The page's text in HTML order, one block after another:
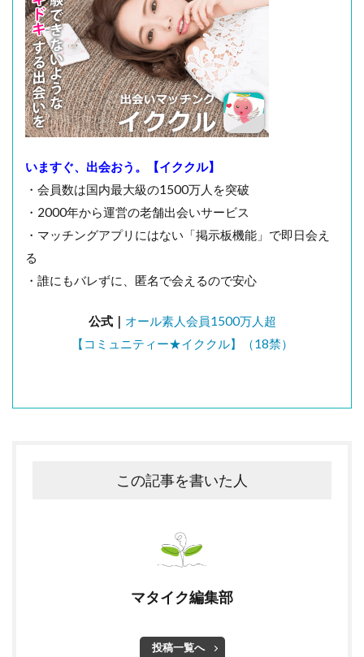
いますぐ、出会おう。【イククル】
・会員数は国内最大級の1500万人を突破
・2000年から運営の老舗出会いサービス
・マッチングアプリにはない「掲示板機能」で即日会え
る
・誰にもバレずに、匿名で会えるので安心
公式｜ オール素人会員1500万人超
【コミュニティー★イククル】（18禁）
この記事を書いた人
マタイク編集部
投稿一覧へ